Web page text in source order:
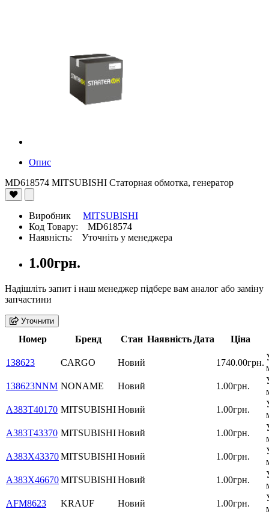
Опис
MD618574 MITSUBISHI Статорная обмотка, генератор
Виробник MITSUBISHI
Код Товару: MD618574
Наявність: Уточніть у менеджера
1.00грн.
Надішліть запит і наш менеджер підбере вам аналог або заміну
запчастини
Уточнити
Номер Бренд Стан Наявність Дата Ціна
138623 CARGO Новий 1740.00грн.
138623NNM NONAME Новий 1.00грн.
A383T40170 MITSUBISHIНовий 1.00грн.
A383T43370 MITSUBISHIНовий 1.00грн.
A383X43370MITSUBISHIНовий 1.00грн.
A383X46670MITSUBISHIНовий 1.00грн.
AFM8623
KRAUF Новий 1.00грн.